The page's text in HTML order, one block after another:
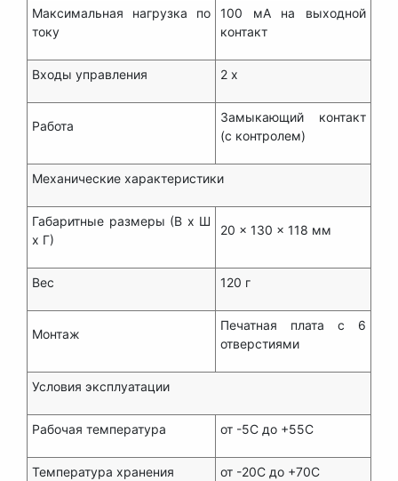
Максимальная нагрузка по
току
100 мА на выходной
контакт
Входы управления 2 x
Работа
Замыкающий контакт
(с контролем)
Механические характеристики
Габаритные размеры (В x Ш
x Г)
20 x 130 x 118 мм
Вес 120 г
Монтаж
Печатная плата с 6
отверстиями
Условия эксплуатации
Рабочая температура от -5C до +55C
Температура хранения от -20C до +70C